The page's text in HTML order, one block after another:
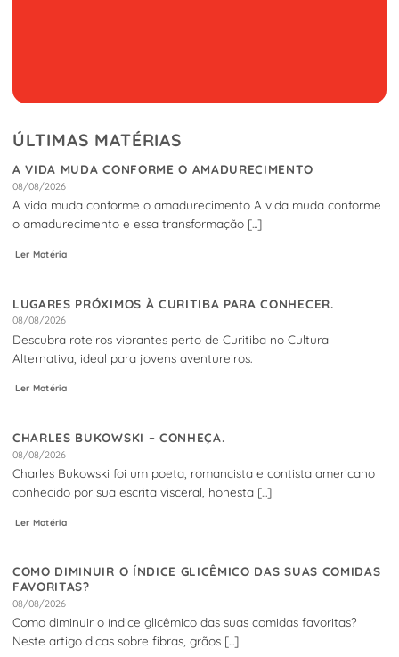
ÚLTIMAS MATÉRIAS
A VIDA MUDA CONFORME O AMADURECIMENTO
08/08/2026
A vida muda conforme o amadurecimento A vida muda conforme
o amadurecimento e essa transformação [...]
Ler Matéria
LUGARES PRÓXIMOS À CURITIBA PARA CONHECER.
08/08/2026
Descubra roteiros vibrantes perto de Curitiba no Cultura
Alternativa, ideal para jovens aventureiros.
Ler Matéria
CHARLES BUKOWSKI – CONHEÇA.
08/08/2026
Charles Bukowski foi um poeta, romancista e contista americano
conhecido por sua escrita visceral, honesta [...]
Ler Matéria
COMO DIMINUIR O ÍNDICE GLICÊMICO DAS SUAS COMIDAS
FAVORITAS?
08/08/2026
Como diminuir o índice glicêmico das suas comidas favoritas?
Neste artigo dicas sobre fibras, grãos [...]